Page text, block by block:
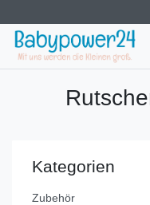
Kategorien
Zubehör